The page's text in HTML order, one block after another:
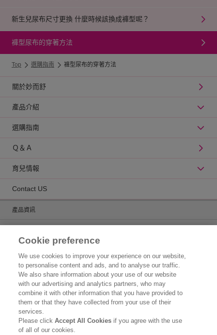
新生兒尿布尺寸更換 什麼時候該換成褲型呢？
褲型尿布的穿著方法
Top 選購指南 褲型尿布的穿著方法
關於妙而舒
產品介紹
選購指南
Ｑ＆Ａ
育兒情報
Contact US
產品資訊
消費者服務聯絡方式
公司資訊
認識花王
花王化學品事業
Cookie preference
We use cookies to improve your experience on our website,
to personalise content and ads, and to analyse our traffic.
We also share information about your use of our website
with our advertising and analytics partners, who may
combine it with other information that you have provided to
them or that they have collected from your use of their
services.
Please clickAccept All Cookies if you agree with the use
of all of our cookies.